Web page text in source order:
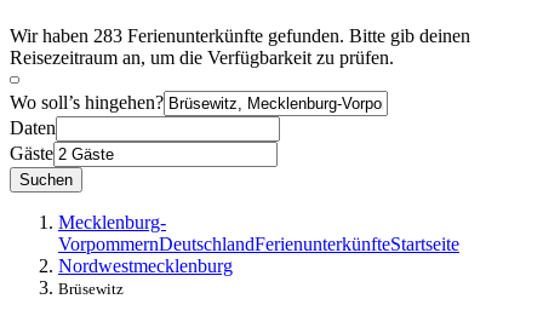
Wir haben 283 Ferienunterkünfte gefunden. Bitte gib deinen
Reisezeitraum an, um die Verfügbarkeit zu prüfen.
Wo soll’s hingehen?
Daten
Gäste
Suchen
Mecklenburg-
VorpommernDeutschlandFerienunterkünfteStartseite
Nordwestmecklenburg
Brüsewitz